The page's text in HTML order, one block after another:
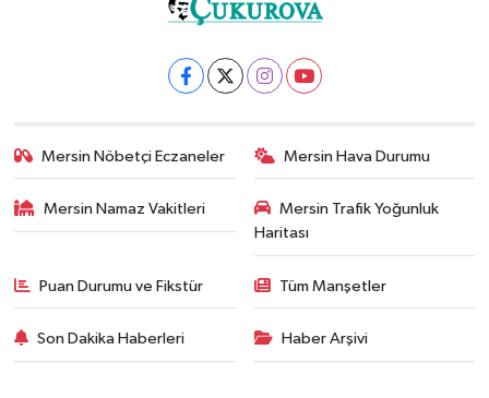
Mersin Nöbetçi Eczaneler Mersin Hava Durumu
Mersin Namaz Vakitleri
Mersin Trafik Yoğunluk
Haritası
Puan Durumu ve Fikstür Tüm Manşetler
Son Dakika Haberleri Haber Arşivi